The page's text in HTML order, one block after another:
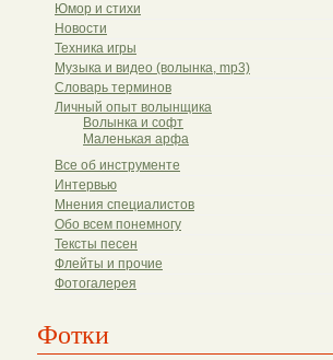
Юмор и стихи
Новости
Техника игры
Музыка и видео (волынка, mp3)
Словарь терминов
Личный опыт волынщика
Волынка и софт
Маленькая арфа
Все об инструменте
Интервью
Мнения специалистов
Обо всем понемногу
Тексты песен
Флейты и прочие
Фотогалерея
Фотки